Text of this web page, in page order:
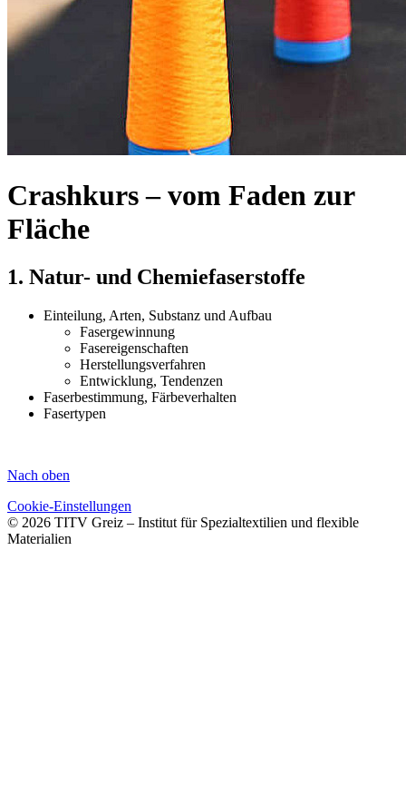
Crashkurs – vom Faden zur
Fläche
1. Natur- und Chemiefaserstoffe
Einteilung, Arten, Substanz und Aufbau
Fasergewinnung
Fasereigenschaften
Herstellungsverfahren
Entwicklung, Tendenzen
Faserbestimmung, Färbeverhalten
Fasertypen
Nach oben
Cookie-Einstellungen
© 2026 TITV Greiz – Institut für Spezialtextilien und flexible
Materialien